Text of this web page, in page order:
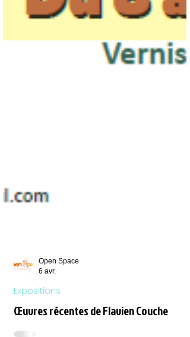
6 avr.
Expositions
Œuvres récentes de Flavien Couche